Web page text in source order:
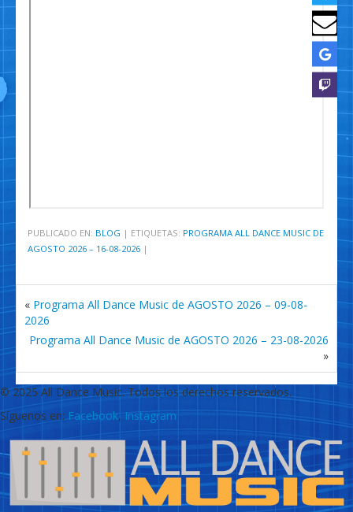
PUBLICADO EN: BLOG | ETIQUETAS: PROGRAMA ALL DANCE MUSIC DE
AGOSTO 2026 – 16-08-2026 |
« Programa All Dance Music de AGOSTO 2026 – 09-08-
2026
Programa All Dance Music de AGOSTO 2026 – 23-08-2026
»
© 2025 All Dance Music. Todos los derechos reservados.
Síguenos en: Facebook, Instagram